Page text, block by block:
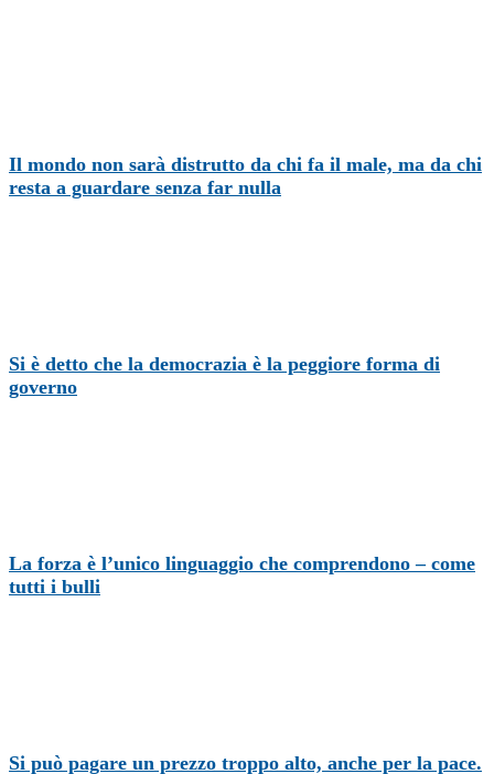
Il mondo non sarà distrutto da chi fa il male, ma da chi
resta a guardare senza far nulla
Si è detto che la democrazia è la peggiore forma di
governo
La forza è l’unico linguaggio che comprendono – come
tutti i bulli
Si può pagare un prezzo troppo alto, anche per la pace.